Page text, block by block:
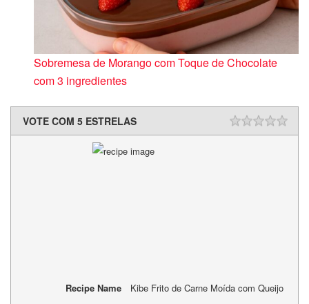
Sobremesa de Morango com Toque de Chocolate
com 3 ingredientes
VOTE COM 5 ESTRELAS
Recipe Name
Kibe Frito de Carne Moída com Queijo